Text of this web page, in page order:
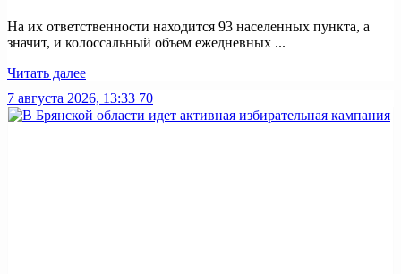
На их ответственности находится 93 населенных пункта, а
значит, и колоссальный объем ежедневных ...
Читать далее
7 августа 2026, 13:33 70